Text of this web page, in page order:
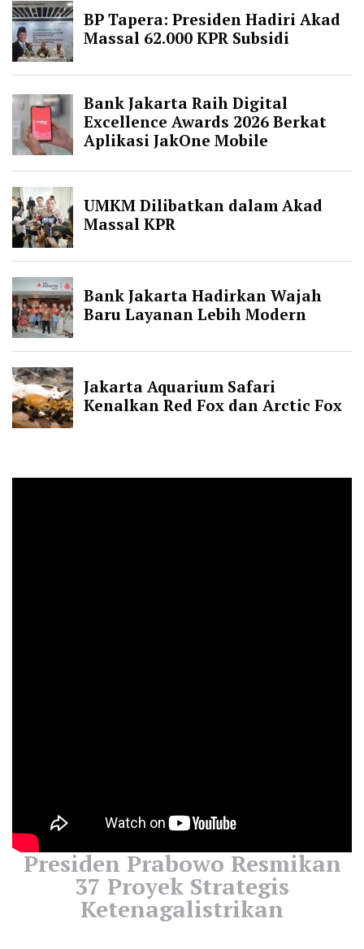
Presiden Prabowo Resmikan
37 Proyek Strategis
Ketenagalistrikan